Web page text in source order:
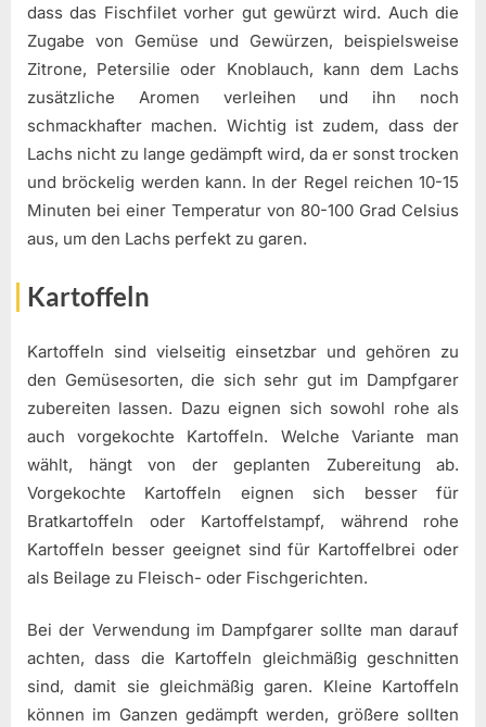
dass das Fischfilet vorher gut gewürzt wird. Auch die
Zugabe von Gemüse und Gewürzen, beispielsweise
Zitrone, Petersilie oder Knoblauch, kann dem Lachs
zusätzliche Aromen verleihen und ihn noch
schmackhafter machen. Wichtig ist zudem, dass der
Lachs nicht zu lange gedämpft wird, da er sonst trocken
und bröckelig werden kann. In der Regel reichen 10-15
Minuten bei einer Temperatur von 80-100 Grad Celsius
aus, um den Lachs perfekt zu garen.
Kartoffeln
Kartoffeln sind vielseitig einsetzbar und gehören zu
den Gemüsesorten, die sich sehr gut im Dampfgarer
zubereiten lassen. Dazu eignen sich sowohl rohe als
auch vorgekochte Kartoffeln. Welche Variante man
wählt, hängt von der geplanten Zubereitung ab.
Vorgekochte Kartoffeln eignen sich besser für
Bratkartoffeln oder Kartoffelstampf, während rohe
Kartoffeln besser geeignet sind für Kartoffelbrei oder
als Beilage zu Fleisch- oder Fischgerichten.
Bei der Verwendung im Dampfgarer sollte man darauf
achten, dass die Kartoffeln gleichmäßig geschnitten
sind, damit sie gleichmäßig garen. Kleine Kartoffeln
können im Ganzen gedämpft werden, größere sollten